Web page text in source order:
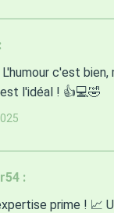
c'est
l'idéal ! 👍💻🤣
:
prime ! 📈